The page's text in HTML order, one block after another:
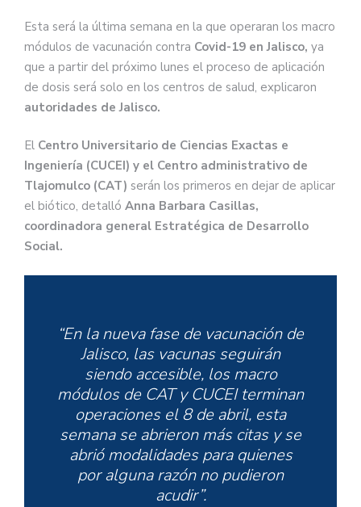
Esta será la última semana en la que operaran los macro
módulos de vacunación contra Covid-19 en Jalisco, ya
que a partir del próximo lunes el proceso de aplicación
de dosis será solo en los centros de salud, explicaron
autoridades de Jalisco.
El Centro Universitario de Ciencias Exactas e
Ingeniería (CUCEI) y el Centro administrativo de
Tlajomulco (CAT) serán los primeros en dejar de aplicar
el biótico, detalló Anna Barbara Casillas,
coordinadora general Estratégica de Desarrollo
Social.
“En la nueva fase de vacunación de
Jalisco, las vacunas seguirán
siendo accesible, los macro
módulos de CAT y CUCEI terminan
operaciones el 8 de abril, esta
semana se abrieron más citas y se
abrió modalidades para quienes
por alguna razón no pudieron
acudir”.